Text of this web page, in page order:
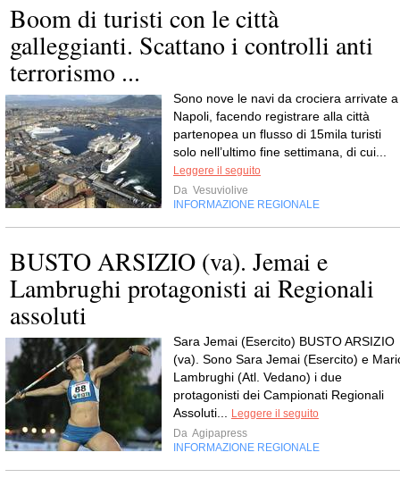
Boom di turisti con le città
galleggianti. Scattano i controlli anti
terrorismo ...
Sono nove le navi da crociera arrivate a
Napoli, facendo registrare alla città
partenopea un flusso di 15mila turisti
solo nell’ultimo fine settimana, di cui...
Leggere il seguito
Da Vesuviolive
INFORMAZIONE REGIONALE
BUSTO ARSIZIO (va). Jemai e
Lambrughi protagonisti ai Regionali
assoluti
Sara Jemai (Esercito) BUSTO ARSIZIO
(va). Sono Sara Jemai (Esercito) e
Lambrughi (Atl. Vedano) i due
protagonisti dei Campionati Regionali
Assoluti... Leggere il seguito
Da Agipapress
INFORMAZIONE REGIONALE